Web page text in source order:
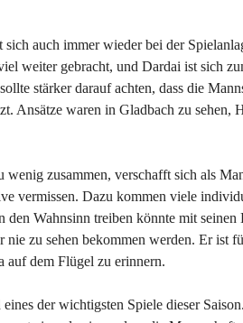
auch immer wieder bei der
weiter gebracht, und Dardai ist sich
stärker darauf achten, dass die
Ansätze waren in Gladbach zu sehen,
wenig zusammen, verschafft sich als
vermissen. Dazu kommen viele
den Wahnsinn treiben könnte mit
nie zu sehen bekommen werden. Er ist
auf dem Flügel zu erinnern.
der wichtigsten Spiele dieser